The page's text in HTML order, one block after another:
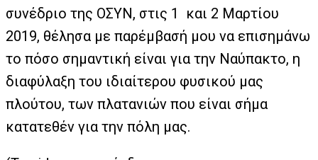
συνέδριο της ΟΣΥΝ, στις 1 και 2 Μαρτίου
2019, θέλησα με παρέμβασή μου να επισημάνω
το πόσο σημαντική είναι για την Ναύπακτο, η
διαφύλαξη του ιδιαίτερου φυσικού μας
πλούτου, των πλατανιών που είναι σήμα
κατατεθέν για την πόλη μας.